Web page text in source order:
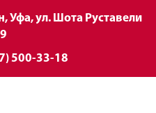
Уфа, ул. Шота Руставели
500-33-18